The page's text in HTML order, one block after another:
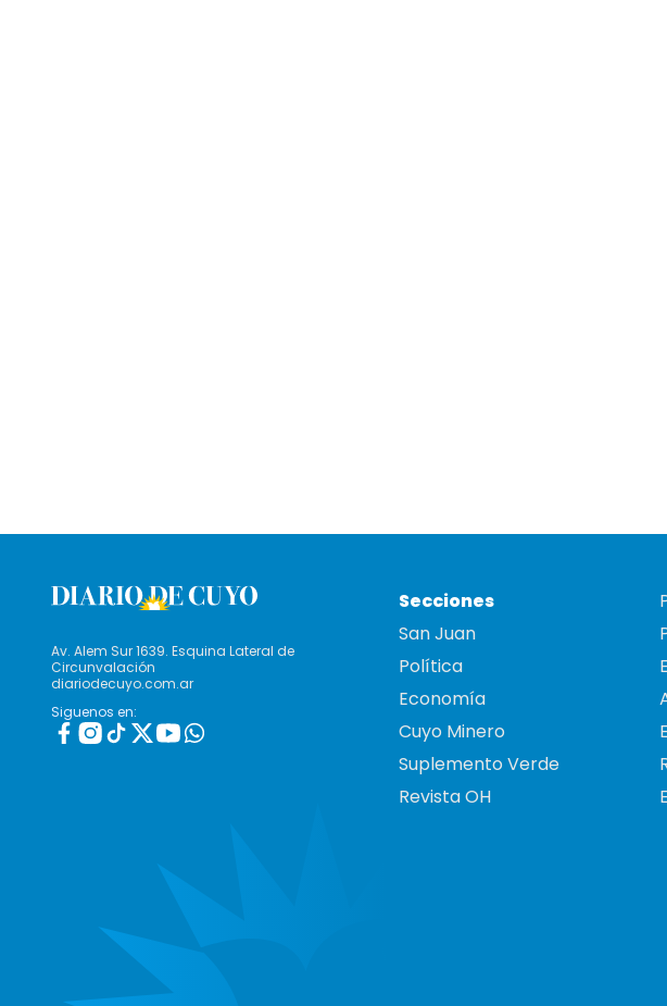
Av. Alem Sur 1639. Esquina Lateral de
Circunvalación
diariodecuyo.com.ar
Siguenos en:
Secciones
San Juan
Política
Economía
Cuyo Minero
Suplemento Verde
Revista OH